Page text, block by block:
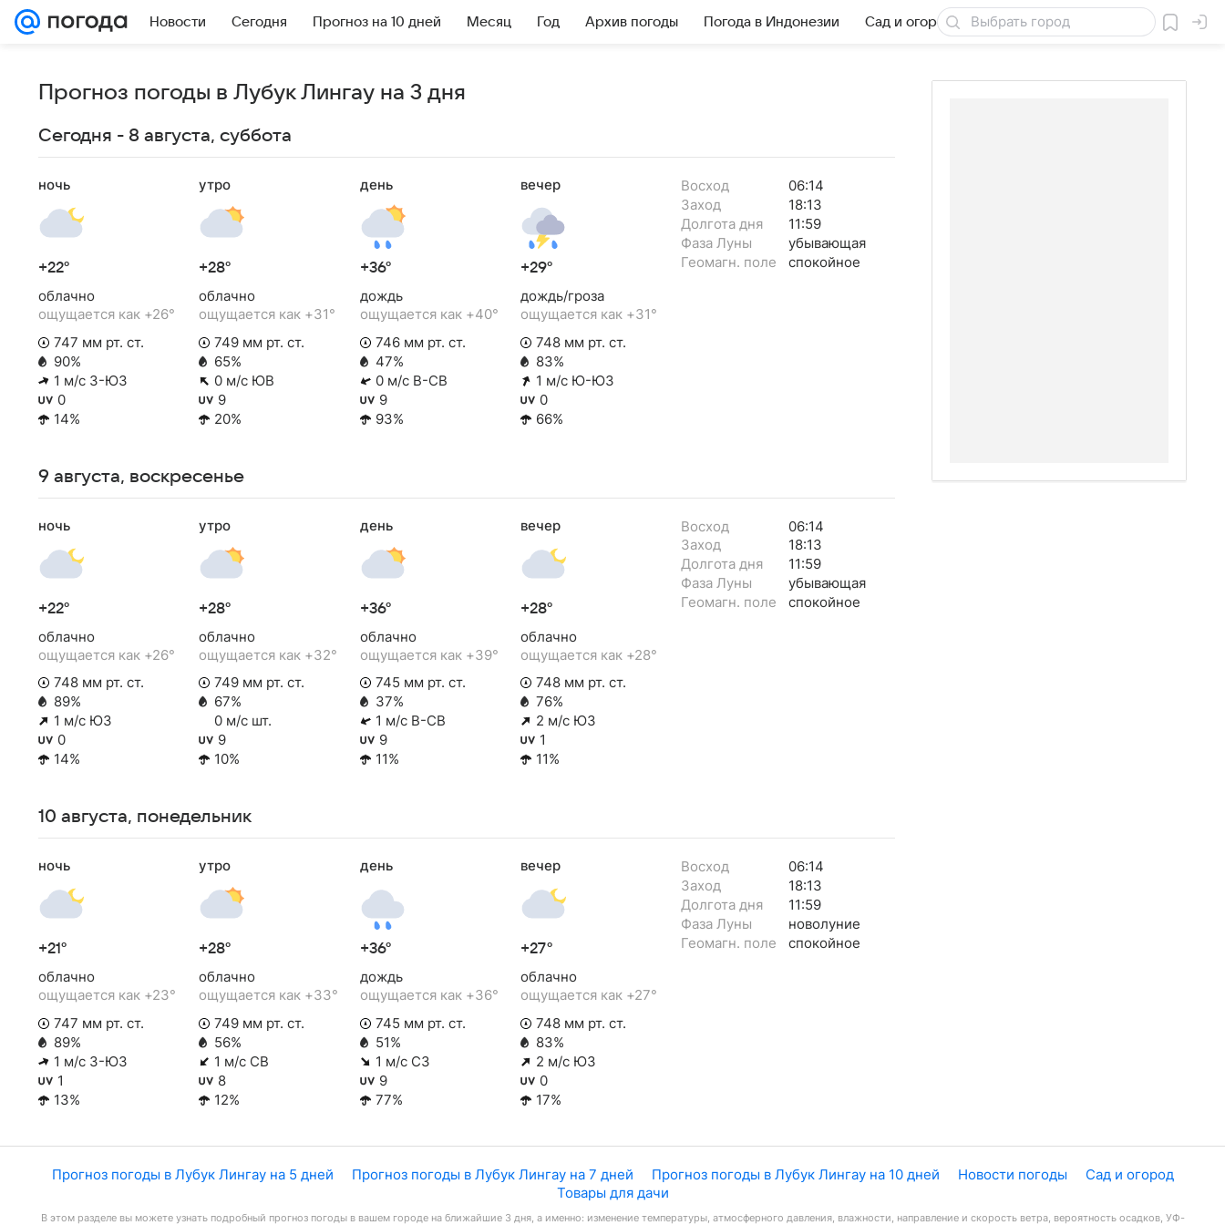
Новости Сегодня Прогноз на 10 дней Месяц Год Архив погоды Погода в Индонезии Сад и огород Товары для дачи
Прогноз погоды в Лубук Лингау на 3 дня
Сегодня - 8 августа, суббота
ночь
+22°
облачно
ощущается как +26°
747 мм рт. ст.
90%
1 м/с З-ЮЗ
0
14%
утро
+28°
облачно
ощущается как +31°
749 мм рт. ст.
65%
0 м/с ЮВ
9
20%
день
+36°
дождь
ощущается как +40°
746 мм рт. ст.
47%
0 м/с В-СВ
9
93%
вечер
+29°
дождь/гроза
ощущается как +31°
748 мм рт. ст.
83%
1 м/с Ю-ЮЗ
0
66%
Восход
06:14
Заход
18:13
Долгота дня
11:59
Фаза Луны
убывающая
Геомагн. поле
спокойное
9 августа, воскресенье
ночь
+22°
облачно
ощущается как +26°
748 мм рт. ст.
89%
1 м/с ЮЗ
0
14%
утро
+28°
облачно
ощущается как +32°
749 мм рт. ст.
67%
0 м/с шт.
9
10%
день
+36°
облачно
ощущается как +39°
745 мм рт. ст.
37%
1 м/с В-СВ
9
11%
вечер
+28°
облачно
ощущается как +28°
748 мм рт. ст.
76%
2 м/с ЮЗ
1
11%
Восход
06:14
Заход
18:13
Долгота дня
11:59
Фаза Луны
убывающая
Геомагн. поле
спокойное
10 августа, понедельник
ночь
+21°
облачно
ощущается как +23°
747 мм рт. ст.
89%
1 м/с З-ЮЗ
1
13%
утро
+28°
облачно
ощущается как +33°
749 мм рт. ст.
56%
1 м/с СВ
8
12%
день
+36°
дождь
ощущается как +36°
745 мм рт. ст.
51%
1 м/с СЗ
9
77%
вечер
+27°
облачно
ощущается как +27°
748 мм рт. ст.
83%
2 м/с ЮЗ
0
17%
Восход
06:14
Заход
18:13
Долгота дня
11:59
Фаза Луны
новолуние
Геомагн. поле
спокойное
Прогноз погоды в Лубук Лингау на 5 дней Прогноз погоды в Лубук Лингау на 7 дней Прогноз погоды в Лубук Лингау на 10 дней Новости погоды
Сад и огород
Товары для дачи
В этом разделе вы можете узнать подробный прогноз погоды в вашем городе на ближайшие 3 дня, а именно: изменение температуры, атмосферного давления, влажности, направление и скорость ветра, вероятность осадков, УФ-